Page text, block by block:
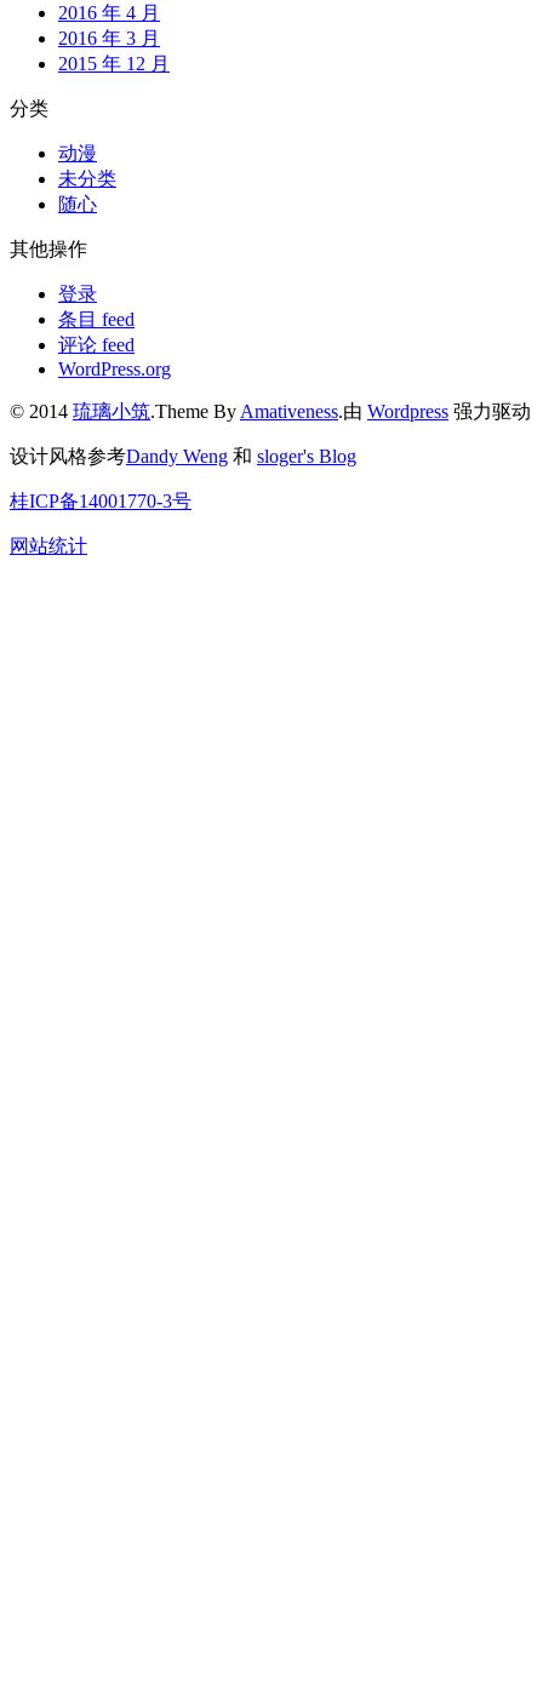
2016 年 4 月
2016 年 3 月
2015 年 12 月
分类
动漫
未分类
随心
其他操作
登录
条目 feed
评论 feed
WordPress.org
© 2014 琉璃小筑.Theme By Amativeness.由 Wordpress 强力驱动
设计风格参考Dandy Weng 和 sloger's Blog
桂ICP备14001770-3号
网站统计